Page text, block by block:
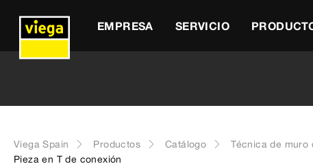
EMPRESA SERVICIO
Viega Spain Productos Catálogo Técnica de muro
Pieza en T de conexión